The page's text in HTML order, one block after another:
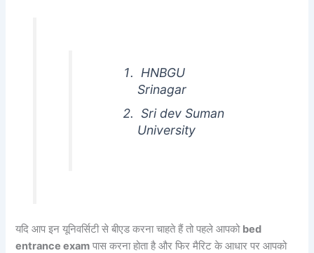
HNBGU
Srinagar
Sri dev Suman
University
यदि आप इन यूनिवर्सिटी से बीएड करना चाहते हैं तो पहले आपको bed
entrance exam पास करना होता है और फिर मैरिट के आधार पर आपको